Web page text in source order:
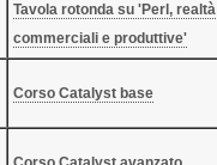
‎Tavola rotonda su 'Perl, realtà
commerciali e produttive'‎
‎Corso Catalyst base‎